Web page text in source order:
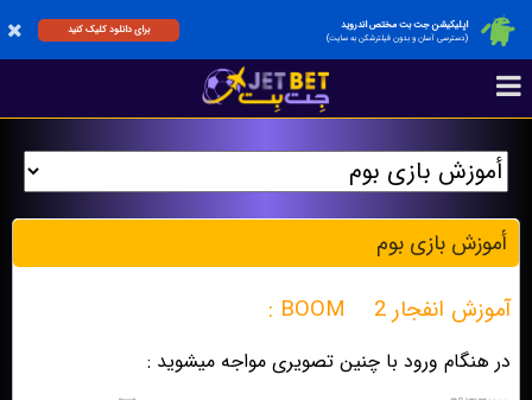
اپلیکیشن جت بت مختص اندروید
(دسترسی آسان و بدون فیلترشکن به سایت)
برای دانلود کلیک کنید
أموزش بازی بوم
آموزش انفجار 2 BOOM :
در هنگام ورود با چنین تصویری مواجه میشوید :